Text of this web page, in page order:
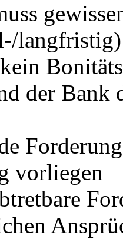
langfristig)
der Bank
vorliegen